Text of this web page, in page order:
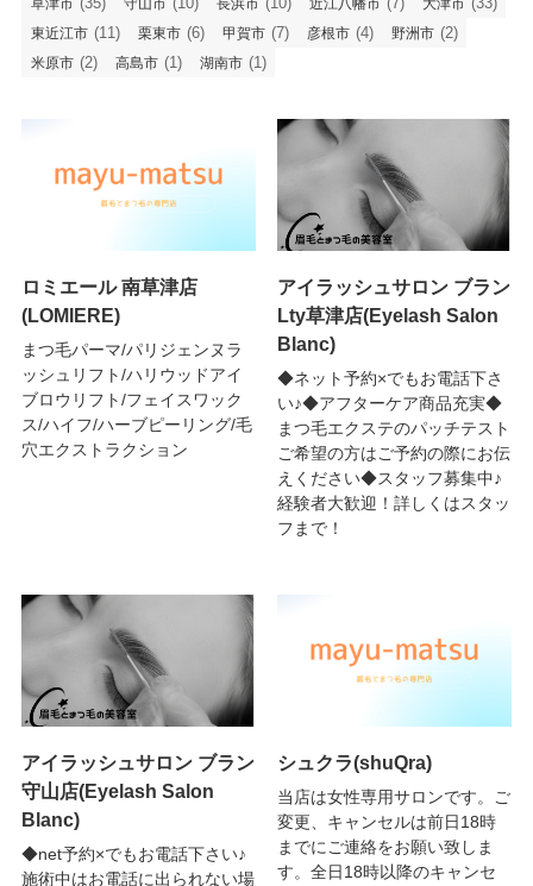
東近江市 (11) 栗東市 (6) 甲賀市 (7) 彦根市 (4) 野洲市 (2)
米原市 (2) 高島市 (1) 湖南市 (1)
ロミエール 南草津店
(LOMIERE)
まつ毛パーマ/パリジェンヌラ
ッシュリフト/ハリウッドアイ
ブロウリフト/フェイスワック
ス/ハイフ/ハーブピーリング/毛
穴エクストラクション
アイラッシュサロン ブラン
Lty草津店(Eyelash Salon
Blanc)
◆ネット予約×でもお電話下さ
い♪◆アフターケア商品充実◆
まつ毛エクステのパッチテスト
ご希望の方はご予約の際にお伝
えください◆スタッフ募集中♪
経験者大歓迎！詳しくはスタッ
フまで！
アイラッシュサロン ブラン
守山店(Eyelash Salon
Blanc)
◆net予約×でもお電話下さい♪
施術中はお電話に出られない場
シュクラ(shuQra)
当店は女性専用サロンです。ご
変更、キャンセルは前日18時
までにご連絡をお願い致しま
す。全日18時以降のキャンセ